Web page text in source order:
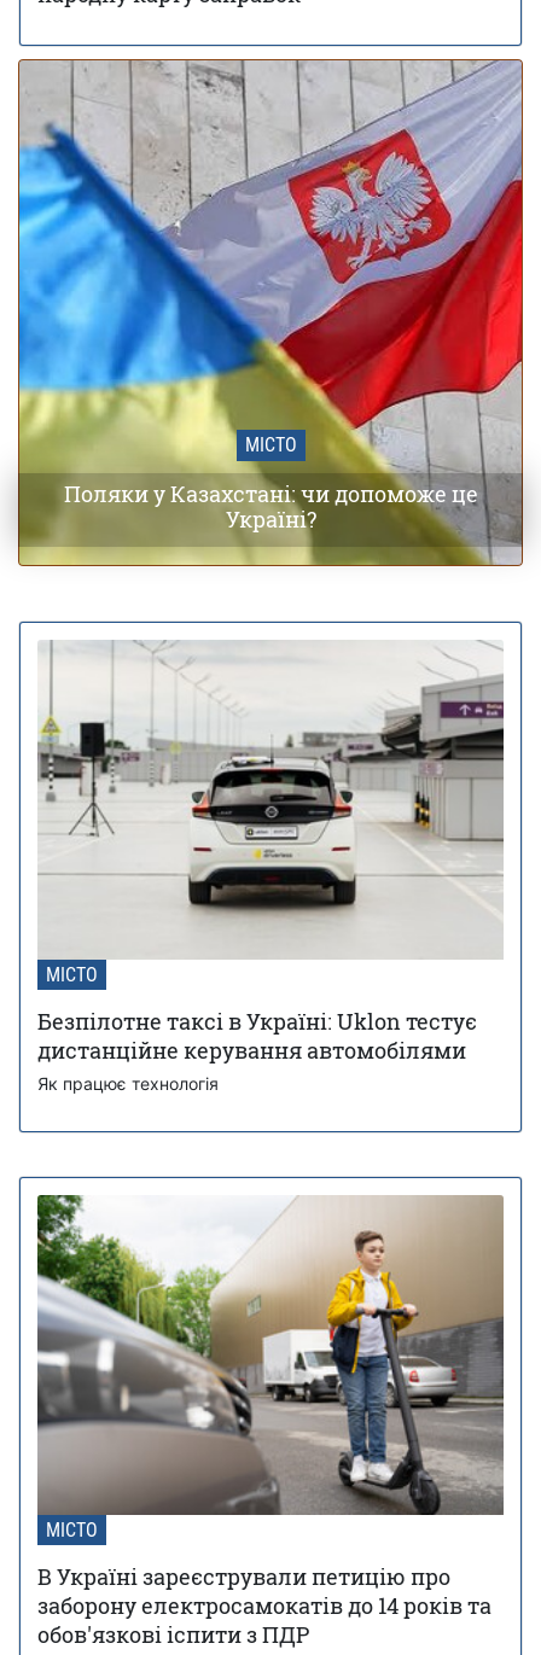
області та дати похолодання
МІСТО
Поляки у Казахстані: чи допоможе це
Україні?
МІСТО
Безпілотне таксі в Україні: Uklon тестує
дистанційне керування автомобілями
Як працює технологія
МІСТО
В Україні зареєстрували петицію про
заборону електросамокатів до 14 років та
обов'язкові іспити з ПДР